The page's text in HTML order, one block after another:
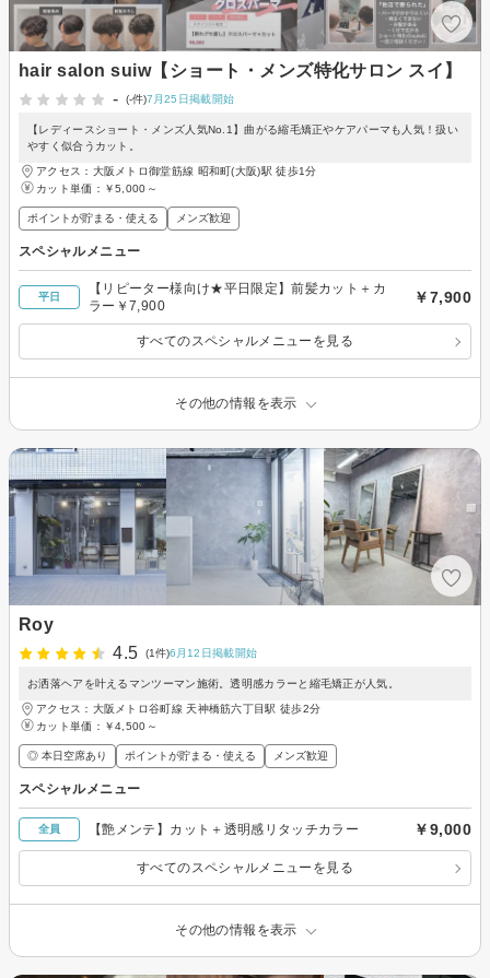
hair salon suiw【ショート・メンズ特化サロン スイ】
-
(-件)7月25日掲載開始
【レディースショート・メンズ人気No.1】曲がる縮毛矯正やケアパーマも人気！扱い
やすく似合うカット。
アクセス：大阪メトロ御堂筋線 昭和町(大阪)駅 徒歩1分
カット単価： ￥5,000～
ポイントが貯まる・使える メンズ歓迎
スペシャルメニュー
平日
【リピーター様向け★平日限定】前髪カット＋カ
ラー￥7,900
￥7,900
すべてのスペシャルメニューを見る
その他の情報を表示
Roy
4.5
(1件)6月12日掲載開始
お洒落ヘアを叶えるマンツーマン施術。透明感カラーと縮毛矯正が人気。
アクセス：大阪メトロ谷町線 天神橋筋六丁目駅 徒歩2分
カット単価： ￥4,500～
◎ 本日空席あり ポイントが貯まる・使える メンズ歓迎
スペシャルメニュー
全員 【艶メンテ】カット＋透明感リタッチカラー ￥9,000
すべてのスペシャルメニューを見る
その他の情報を表示